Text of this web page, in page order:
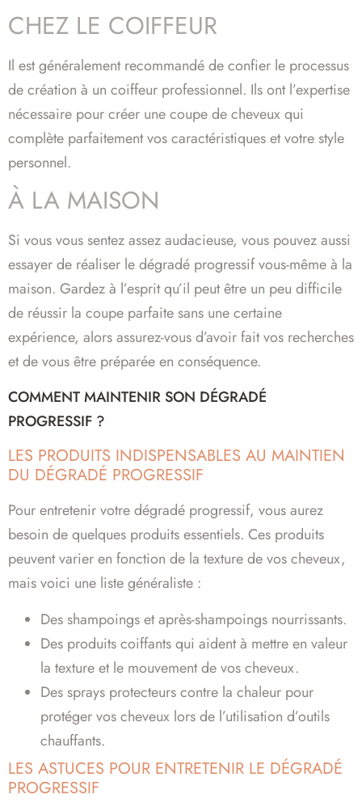
CHEZ LE COIFFEUR
Il est généralement recommandé de confier le processus
de création à un coiffeur professionnel. Ils ont l’expertise
nécessaire pour créer une coupe de cheveux qui
complète parfaitement vos caractéristiques et votre style
personnel.
À LA MAISON
Si vous vous sentez assez audacieuse, vous pouvez aussi
essayer de réaliser le dégradé progressif vous-même à la
maison. Gardez à l’esprit qu’il peut être un peu difficile
de réussir la coupe parfaite sans une certaine
expérience, alors assurez-vous d’avoir fait vos recherches
et de vous être préparée en conséquence.
COMMENT MAINTENIR SON DÉGRADÉ
PROGRESSIF ?
LES PRODUITS INDISPENSABLES AU MAINTIEN
DU DÉGRADÉ PROGRESSIF
Pour entretenir votre dégradé progressif, vous aurez
besoin de quelques produits essentiels. Ces produits
peuvent varier en fonction de la texture de vos cheveux,
mais voici une liste généraliste :
Des shampoings et après-shampoings nourrissants.
Des produits coiffants qui aident à mettre en valeur
la texture et le mouvement de vos cheveux.
Des sprays protecteurs contre la chaleur pour
protéger vos cheveux lors de l’utilisation d’outils
chauffants.
LES ASTUCES POUR ENTRETENIR LE DÉGRADÉ
PROGRESSIF